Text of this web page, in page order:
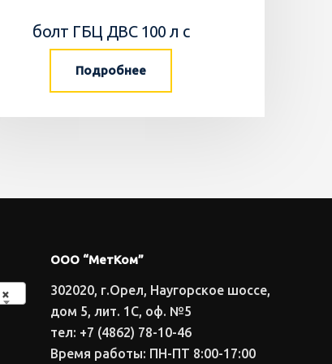
болт ГБЦ ДВС 100 л с
Подробнее
×
ООО “МетКом”
302020, г.Орел, Наугорское шоссе,
дом 5, лит. 1С, оф. №5
тел: +7 (4862) 78-10-46
Время работы: ПН-ПТ 8:00-17:00